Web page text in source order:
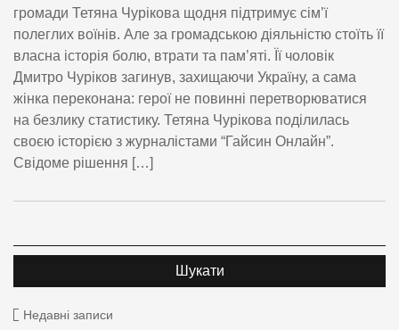
громади Тетяна Чурікова щодня підтримує сім’ї
полеглих воїнів. Але за громадською діяльністю стоїть її
власна історія болю, втрати та пам’яті. Її чоловік
Дмитро Чуріков загинув, захищаючи Україну, а сама
жінка переконана: герої не повинні перетворюватися
на безлику статистику. Тетяна Чурікова поділилась
своєю історією з журналістами “Гайсин Онлайн”.
Свідоме рішення […]
Недавні записи